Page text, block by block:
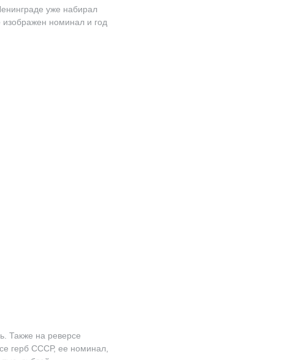
уже набирал
номинал и год
Также на реверсе
герб СССР, ее номинал,